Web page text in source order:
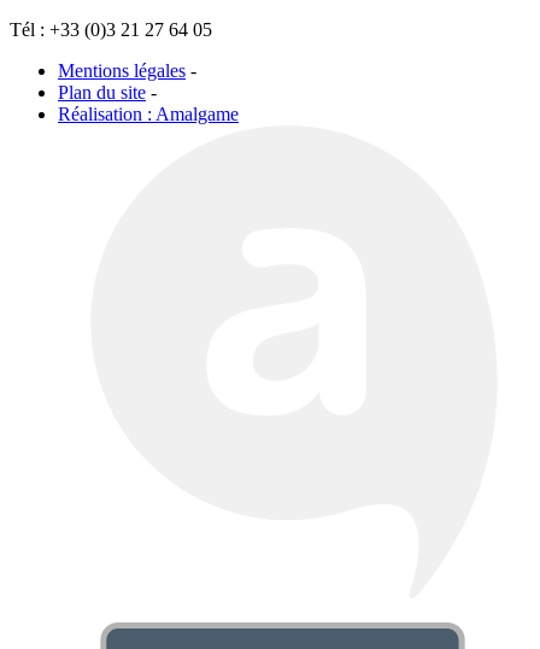
Tél : +33 (0)3 21 27 64 05
Mentions légales -
Plan du site -
Réalisation : Amalgame